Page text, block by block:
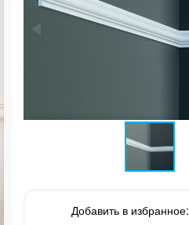
Добавить в избранное: